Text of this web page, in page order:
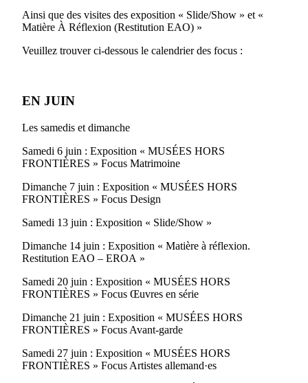
Ainsi que des visites des exposition « Slide/Show » et «
Matière À Réflexion (Restitution EAO) »
Veuillez trouver ci-dessous le calendrier des focus :
EN JUIN
Les samedis et dimanche
Samedi 6 juin : Exposition « MUSÉES HORS
FRONTIÈRES » Focus Matrimoine
Dimanche 7 juin : Exposition « MUSÉES HORS
FRONTIÈRES » Focus Design
Samedi 13 juin : Exposition « Slide/Show »
Dimanche 14 juin : Exposition « Matière à réflexion.
Restitution EAO – EROA »
Samedi 20 juin : Exposition « MUSÉES HORS
FRONTIÈRES » Focus Œuvres en série
Dimanche 21 juin : Exposition « MUSÉES HORS
FRONTIÈRES » Focus Avant-garde
Samedi 27 juin : Exposition « MUSÉES HORS
FRONTIÈRES » Focus Artistes allemand·es